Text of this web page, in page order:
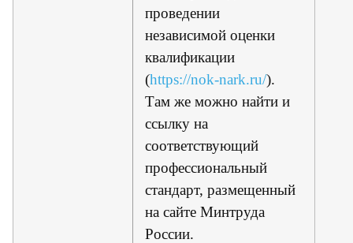
проведении
независимой оценки
квалификации
(https://nok-nark.ru/).
Там же можно найти и
ссылку на
соответствующий
профессиональный
стандарт, размещенный
на сайте Минтруда
России.